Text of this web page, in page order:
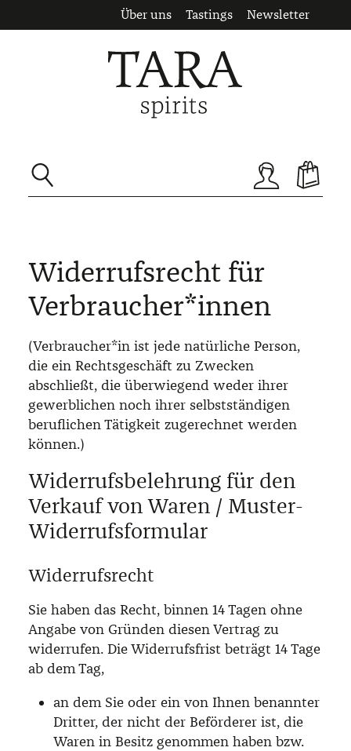
Zum Hauptinhalt springen
Über uns Tastings Newsletter
Widerrufsrecht für
Verbraucher*innen
(Verbraucher*in ist jede natürliche Person,
die ein Rechtsgeschäft zu Zwecken
abschließt, die überwiegend weder ihrer
gewerblichen noch ihrer selbstständigen
beruflichen Tätigkeit zugerechnet werden
können.)
Widerrufsbelehrung für den
Verkauf von Waren / Muster-
Widerrufsformular
Widerrufsrecht
Sie haben das Recht, binnen 14 Tagen ohne
Angabe von Gründen diesen Vertrag zu
widerrufen. Die Widerrufsfrist beträgt 14 Tage
ab dem Tag,
an dem Sie oder ein von Ihnen benannter
Dritter, der nicht der Beförderer ist, die
Waren in Besitz genommen haben bzw.